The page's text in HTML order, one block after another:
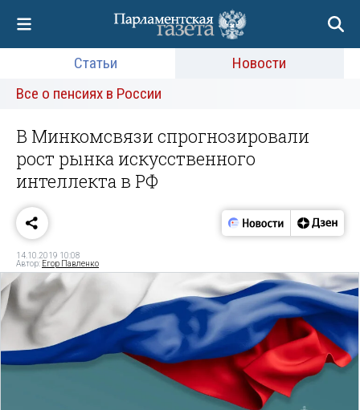
Статьи
Новости
Все о пенсиях в России
В Минкомсвязи спрогнозировали
рост рынка искусственного
интеллекта в РФ
14.10.2019 10:08
Автор: Егор Павленко